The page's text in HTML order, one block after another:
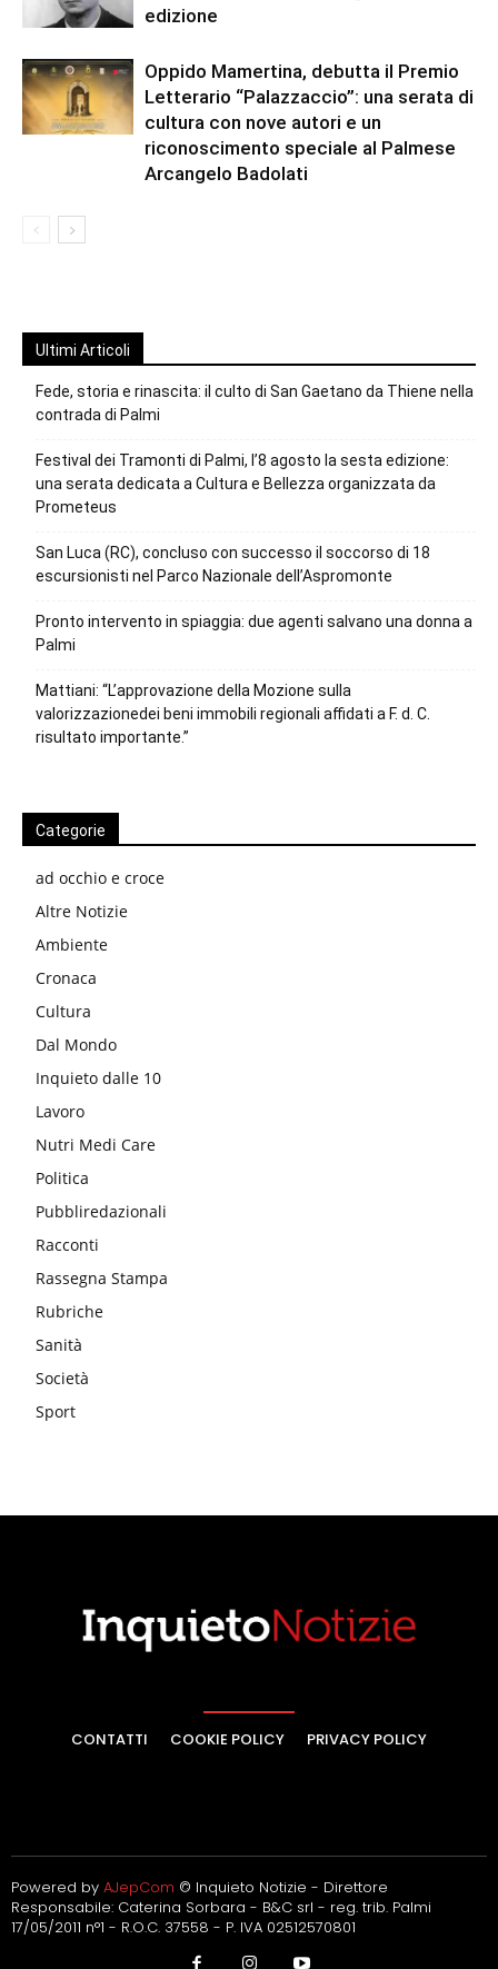
edizione
Oppido Mamertina, debutta il Premio
Letterario “Palazzaccio”: una serata di
cultura con nove autori e un
riconoscimento speciale al Palmese
Arcangelo Badolati
Ultimi Articoli
Fede, storia e rinascita: il culto di San Gaetano da Thiene nella
contrada di Palmi
Festival dei Tramonti di Palmi, l’8 agosto la sesta edizione:
una serata dedicata a Cultura e Bellezza organizzata da
Prometeus
San Luca (RC), concluso con successo il soccorso di 18
escursionisti nel Parco Nazionale dell’Aspromonte
Pronto intervento in spiaggia: due agenti salvano una donna a
Palmi
Mattiani: “L’approvazione della Mozione sulla
valorizzazionedei beni immobili regionali affidati a F. d. C.
risultato importante.”
Categorie
ad occhio e croce
Altre Notizie
Ambiente
Cronaca
Cultura
Dal Mondo
Inquieto dalle 10
Lavoro
Nutri Medi Care
Politica
Pubbliredazionali
Racconti
Rassegna Stampa
Rubriche
Sanità
Società
Sport
CONTATTI COOKIE POLICY PRIVACY POLICY
Powered by AJepCom © Inquieto Notizie - Direttore
Responsabile: Caterina Sorbara - B&C srl - reg. trib. Palmi
17/05/2011 n°1 - R.O.C. 37558 - P. IVA 02512570801